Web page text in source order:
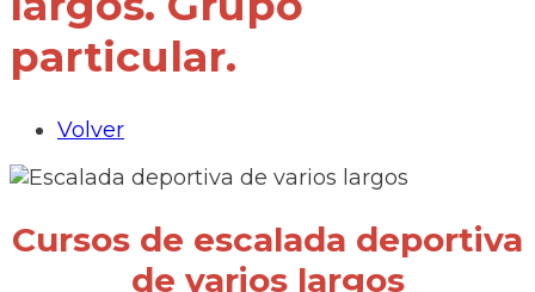
particular.
Volver
Cursos de escalada deportiva
de varios largos